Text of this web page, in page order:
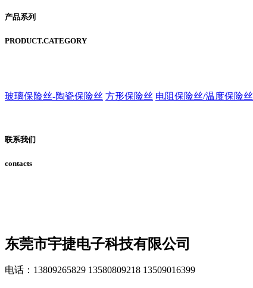
产品系列
PRODUCT.CATEGORY
玻璃保险丝-陶瓷保险丝 方形保险丝 电阻保险丝/温度保险丝
联系我们
contacts
东莞市宇捷电子科技有限公司
电话：13809265829 13580809218 13509016399